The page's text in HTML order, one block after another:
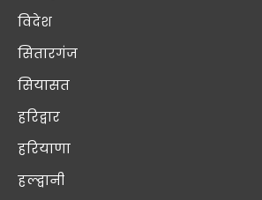
विदेश
सितारगंज
सियासत
हरिद्वार
हरियाणा
हल्द्वानी